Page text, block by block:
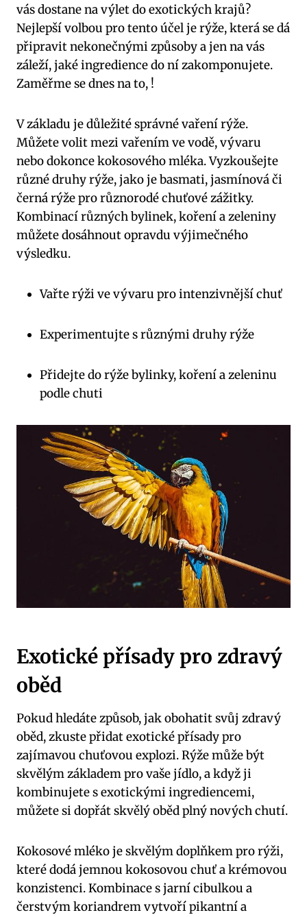
vás dostane na výlet do ⁢exotických krajů?⁢
Nejlepší volbou pro tento účel ⁣je rýže, která se dá
připravit ⁣nekonečnými způsoby a jen na vás
záleží, jaké⁣ ingredience do ní​ zakomponujete.
Zaměřme se dnes ⁤na ‌to, !
V ​základu⁤ je důležité správné vaření rýže.
Můžete volit mezi vařením ​ve vodě, ​vývaru
nebo dokonce kokosového mléka. Vyzkoušejte
různé⁢ druhy ‌rýže, jako je ⁤basmati, jasmínová‌ či
černá rýže ​pro různorodé‍ chuťové zážitky.
‌Kombinací různých bylinek, koření a zeleniny
můžete dosáhnout opravdu výjimečného‍
výsledku.
Vařte rýži ⁤ve vývaru pro⁣ intenzivnější chuť
Experimentujte ​s‌ různými‌ druhy rýže
Přidejte do rýže ⁢bylinky,​ koření⁤ a ⁣zeleninu​
podle chuti
Exotické přísady pro zdravý
oběd
Pokud hledáte ⁤způsob,⁢ jak obohatit⁤ svůj zdravý
oběd, zkuste přidat exotické přísady⁤ pro⁣
zajímavou chuťovou‍ explozi. ⁤Rýže může ⁢být
skvělým základem pro vaše jídlo, a když ji‍
kombinujete s exotickými ingrediencemi,
můžete si⁢ dopřát ​skvělý oběd plný⁣ nových⁣ chutí.
Kokosové mléko je skvělým doplňkem pro rýži,
které dodá jemnou⁤ kokosovou‌ chuť ‌a ‍krémovou
konzistenci. Kombinace ‌s jarní ⁤cibulkou⁢ a
čerstvým koriandrem vytvoří pikantní a